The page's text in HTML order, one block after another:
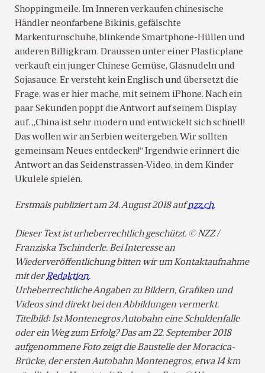
Shoppingmeile. Im Inneren verkaufen chinesische
Händler neonfarbene Bikinis, gefälschte
Markenturnschuhe, blinkende Smartphone-Hüllen und
anderen Billigkram. Draussen unter einer Plasticplane
verkauft ein junger Chinese Gemüse, Glasnudeln und
Sojasauce. Er versteht kein Englisch und übersetzt die
Frage, was er hier mache, mit seinem iPhone. Nach ein
paar Sekunden poppt die Antwort auf seinem Display
auf. „China ist sehr modern und entwickelt sich schnell!
Das wollen wir an Serbien weitergeben. Wir sollten
gemeinsam Neues entdecken!“ Irgendwie erinnert die
Antwort an das Seidenstrassen-Video, in dem Kinder
Ukulele spielen.
Erstmals publiziert am 24. August 2018 aufnzz.ch.
Dieser Text ist urheberrechtlich geschützt. © NZZ /
Franziska Tschinderle. Bei Interesse an
Wiederveröffentlichung bitten wir um Kontaktaufnahme
mit derRedaktion.
Urheberrechtliche Angaben zu Bildern, Grafiken und
Videos sind direkt bei den Abbildungen vermerkt.
Titelbild: Ist Montenegros Autobahn eine Schuldenfalle
oder ein Weg zum Erfolg? Das am 22. September 2018
aufgenommene Foto zeigt die Baustelle der Moracica-
Brücke, der ersten Autobahn Montenegros, etwa 14 km